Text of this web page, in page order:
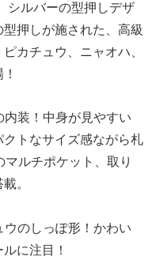
シルバーの型押しデザ
押しが施された、高級
カチュウ、ニャオハ、
装！中身が見やすい
トなサイズ感ながら札
ルチポケット、取り
。
のしっぽ形！かわい
に注目！